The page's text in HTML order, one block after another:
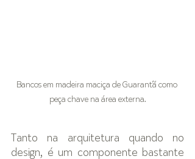
Bancos em madeira maciça de Guarantã como
peça chave na área externa.
Tanto na arquitetura quando no
design, é um componente bastante